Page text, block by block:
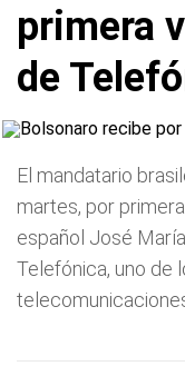
primera
de
El mandatario
martes, por
español José
Telefónica, uno de